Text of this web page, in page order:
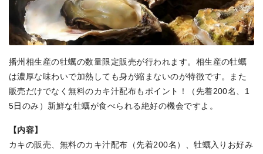
播州相生産の牡蠣の数量限定販売が行われます。相生産の牡蠣
は濃厚な味わいで加熱しても身が縮まないのが特徴です。また
販売だけでなく無料のカキ汁配布もポイント！（先着200名、1
5日のみ）新鮮な牡蠣が食べられる絶好の機会ですよ。
【内容】
カキの販売、無料のカキ汁配布（先着200名）、牡蠣入りお好み